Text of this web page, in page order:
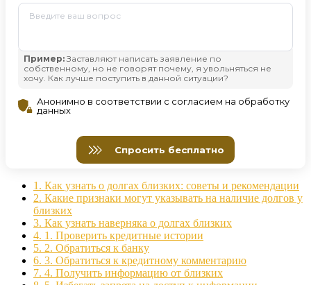
1. Как узнать о долгах близких: советы и рекомендации
2. Какие признаки могут указывать на наличие долгов у
близких
3. Как узнать наверняка о долгах близких
4. 1. Проверить кредитные истории
5. 2. Обратиться к банку
6. 3. Обратиться к кредитному комментарию
7. 4. Получить информацию от близких